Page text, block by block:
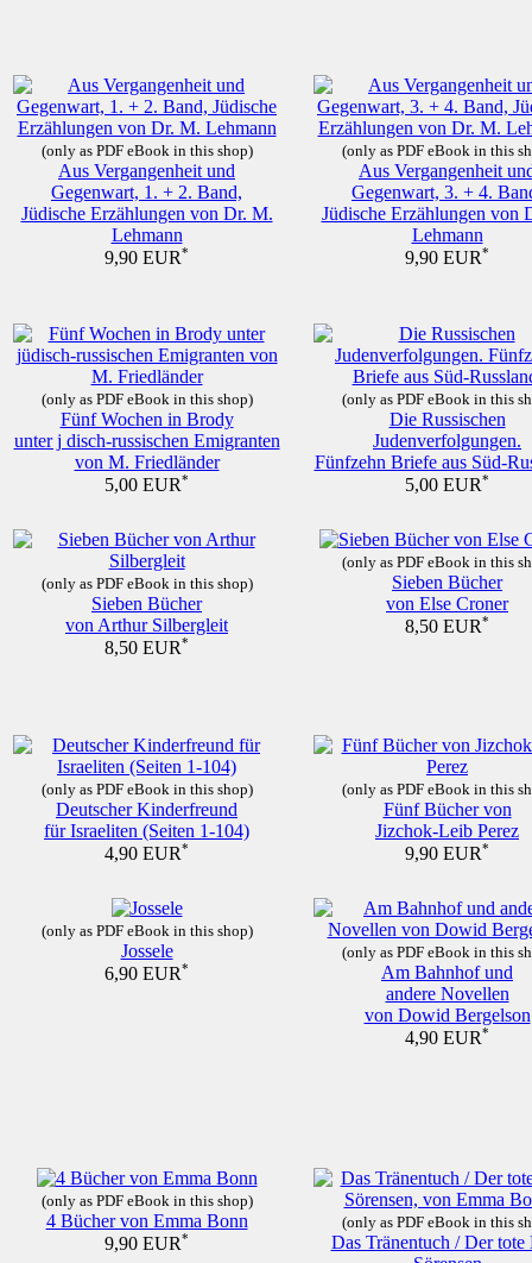
(only as PDF eBook in this shop)
Aus Vergangenheit und
Gegenwart, 1. + 2. Band,
Jüdische Erzählungen von Dr. M.
Lehmann
9,90 EUR*
(only as PDF eBook in this
Aus Vergangenheit
Gegenwart, 3. + 4.
Jüdische Erzählungen von
Lehmann
9,90 EUR*
(only as PDF eBook in this shop)
Fünf Wochen in Brody
unter j disch-russischen Emigranten
von M. Friedländer
5,00 EUR*
(only as PDF eBook in this
Die Russischen
Judenverfolgungen.
Fünfzehn Briefe aus Süd-
5,00 EUR*
(only as PDF eBook in this shop)
Sieben Bücher
von Arthur Silbergleit
8,50 EUR*
(only as PDF eBook in this
Sieben Bücher
von Else Croner
8,50 EUR*
(only as PDF eBook in this shop)
Deutscher Kinderfreund
für Israeliten (Seiten 1-104)
4,90 EUR*
(only as PDF eBook in this
Fünf Bücher von
Jizchok-Leib Perez
9,90 EUR*
(only as PDF eBook in this shop)
Jossele
6,90 EUR*
(only as PDF eBook in this
Am Bahnhof und
andere Novellen
von Dowid Bergelson
4,90 EUR*
(only as PDF eBook in this shop)
4 Bücher von Emma Bonn
9,90 EUR*
(only as PDF eBook in this
Das Tränentuch / Der tote